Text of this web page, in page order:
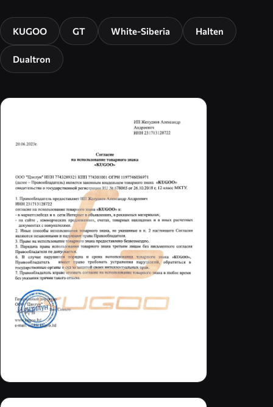
KUGOO GT White-Siberia Halten
Dualtron